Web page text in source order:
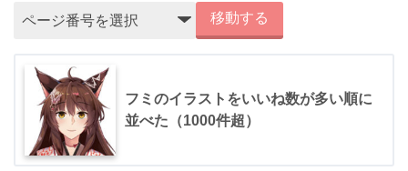
移動する
フミのイラストをいいね数が多い順に
並べた（1000件超）